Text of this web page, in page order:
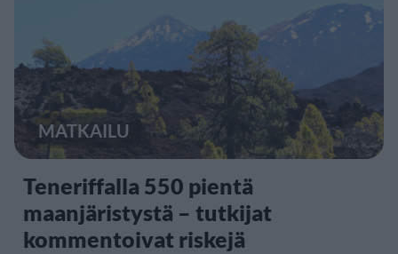
MATKAILU
Teneriffalla 550 pientä
maanjäristystä – tutkijat
kommentoivat riskejä